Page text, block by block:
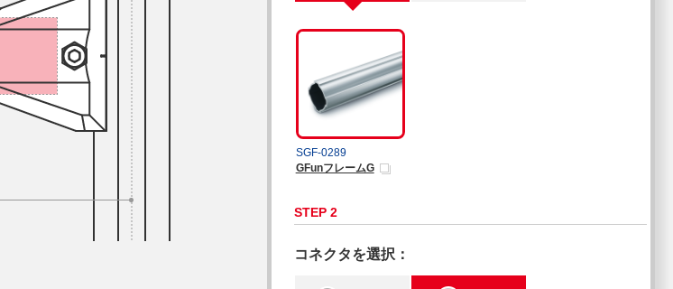
SGF-0289
GFunフレームG
STEP 2
コネクタを選択：